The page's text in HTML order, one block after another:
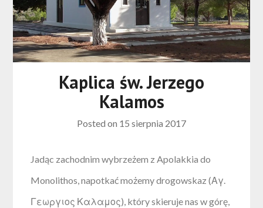
Kaplica św. Jerzego
Kalamos
Posted on 15 sierpnia 2017
Jadąc zachodnim wybrzeżem z Apolakkia do
Monolithos, napotkać możemy drogowskaz (Αγ.
Γεωργιος Καλαμος), który skieruje nas w górę,